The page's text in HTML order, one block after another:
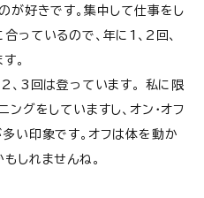
が好きです。集中して仕事をし
っているので、年に1、2回、
。
、3回は登っています。 私に限
グをしていますし、オン・オフ
い印象です。オフは体を動か
しれませんね。